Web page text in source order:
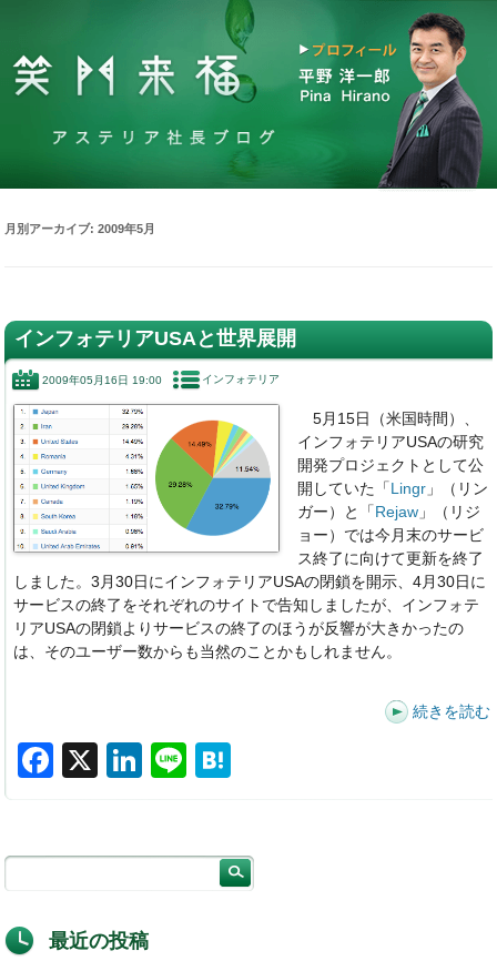
月別アーカイブ:2009年5月
インフォテリアUSAと世界展開
2009年05月16日 19:00 インフォテリア
5月15日（米国時間）、
インフォテリアUSAの研究
開発プロジェクトとして公
開していた「Lingr 」（リン
ガー）と「Rejaw 」（リジ
ョー）では今月末のサービ
ス終了に向けて更新を終了
しました。3月30日にインフォテリアUSAの閉鎖を開示、4月30日に
サービスの終了をそれぞれのサイトで告知しましたが、インフォテ
リアUSAの閉鎖よりサービスの終了のほうが反響が大きかったの
は、そのユーザー数からも当然のことかもしれません。
続きを読む
F
e
o
X
Li
e
n
Li
n
最近の投稿